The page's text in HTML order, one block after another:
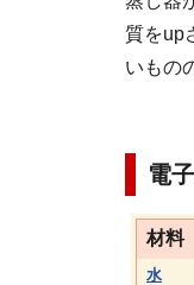
質をup
いもの
電
材料
水